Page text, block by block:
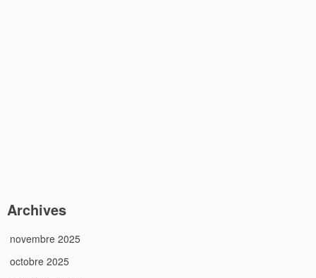
Archives
novembre 2025
octobre 2025